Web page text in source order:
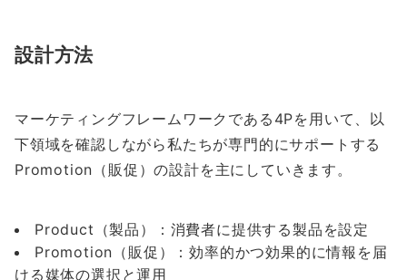
設計方法
マーケティングフレームワークである4Pを用いて、以
下領域を確認しながら私たちが専門的にサポートする
Promotion（販促）の設計を主にしていきます。
Product（製品）：消費者に提供する製品を設定
Promotion（販促）：効率的かつ効果的に情報を届
ける媒体の選択と運用